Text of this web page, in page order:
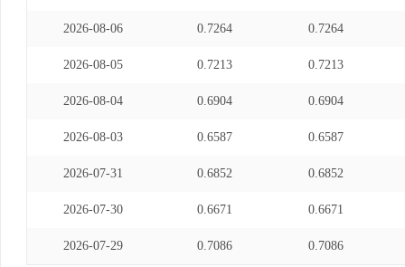
2026-08-06 0.7264 0.7264
2026-08-05 0.7213 0.7213
2026-08-04 0.6904 0.6904
2026-08-03 0.6587 0.6587
2026-07-31 0.6852 0.6852
2026-07-30 0.6671 0.6671
2026-07-29 0.7086 0.7086